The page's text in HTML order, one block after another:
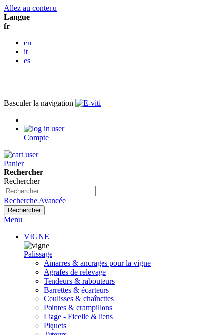
Allez au contenu
Langue
fr
en
it
es
Basculer la navigation
Compte
Panier
Rechercher
Rechercher
Recherche Avancée
Rechercher
Menu
VIGNE
Palissage
Amarres & ancrages pour la vigne
Agrafes de relevage
Tendeurs & rabouteurs
Barrettes & écarteurs
Coulisses & chaînettes
Pointes & crampillons
Liage - Ficelle & liens
Piquets